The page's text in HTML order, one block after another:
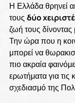
Η Ελλάδα θρηνεί
τουςδύο
ζωή τους δίνοντας
Την ώρα που η
μπορεί να
πιο ακραία
ερωτήματα για τις
σχεδιασμό της